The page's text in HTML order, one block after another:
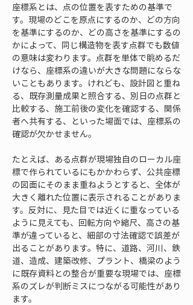
座標系とは、点の位置を表すための基準で
す。現場のどこを原点にするのか、どの方向
を基準にするのか、どの高さを基準にするの
かによって、同じ構造物を表す点群でも数値
の意味は変わります。点群を単体で眺めるだ
けなら、座標系の違いが大きな問題にならな
いこともあります。けれども、設計図と重ね
る、既存測量成果と照合する、別日の点群と
比較する、施工前後の変化を確認する、関係
者へ共有する、といった場面では、座標系の
確認が欠かせません。
たとえば、ある点群が現場独自のローカル座
標で作られているにもかかわらず、公共座標
の図面にそのまま重ねようとすると、全体が
大きく離れた位置に表示されることがありま
す。反対に、見た目では近くに重なっている
ように見えても、回転方向や縮尺、高さの基
準が違っていると、細部の寸法確認で誤差が
出ることがあります。特に、道路、河川、鉄
道、造成、建築改修、プラント、橋梁のよう
に既存資料との整合が重要な現場では、座標
系のズレが判断ミスにつながる可能性があり
ます。